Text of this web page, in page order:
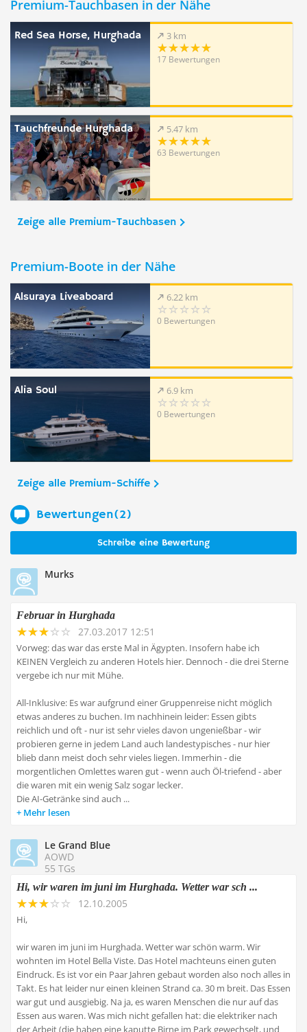
Premium-Tauchbasen in der Nähe
Red Sea Horse, Hurghada 3 km
17 Bewertungen
Tauchfreunde Hurghada 5.47 km
63 Bewertungen
Zeige alle Premium-Tauchbasen
Premium-Boote in der Nähe
Alsuraya Liveaboard 6.22 km
0 Bewertungen
Alia Soul 6.9 km
0 Bewertungen
Zeige alle Premium-Schiffe
Bewertungen(2)
Schreibe eine Bewertung
Murks
Februar in Hurghada
27.03.2017 12:51
Vorweg: das war das erste Mal in Ägypten. Insofern habe ich
KEINEN Vergleich zu anderen Hotels hier. Dennoch - die drei Sterne
vergebe ich nur mit Mühe.
All-Inklusive: Es war aufgrund einer Gruppenreise nicht möglich
etwas anderes zu buchen. Im nachhinein leider: Essen gibts
reichlich und oft - nur ist sehr vieles davon ungenießbar - wir
probieren gerne in jedem Land auch landestypisches - nur hier
blieb dann meist doch sehr vieles liegen. Immerhin - die
morgentlichen Omlettes waren gut - wenn auch Öl-triefend - aber
die waren mit ein wenig Salz sogar lecker.
Die AI-Getränke sind auch ...
Mehr lesen
Le Grand Blue
AOWD
55 TGs
Hi, wir waren im juni im Hurghada. Wetter war sch ...
12.10.2005
Hi,
wir waren im juni im Hurghada. Wetter war schön warm. Wir
wohnten im Hotel Bella Viste. Das Hotel machteuns einen guten
Eindruck. Es ist vor ein Paar Jahren gebaut worden also noch alles in
Takt. Es hat leider nur einen kleinen Strand ca. 30 m breit. Das Essen
war gut und ausgiebig. Na ja, es waren Menschen die nur auf das
Essen aus waren. Was mich nicht gefallen hat: die elektriker nach
der Arbeit (die haben eine kaputte Birne im Park gewechselt, und